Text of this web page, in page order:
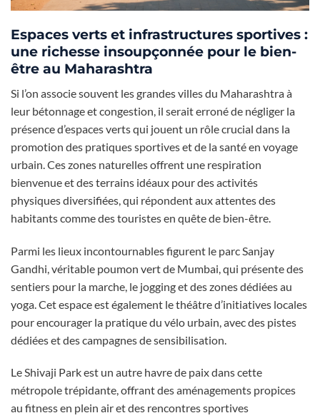
Espaces verts et infrastructures sportives :
une richesse insoupçonnée pour le bien-
être au Maharashtra
Si l’on associe souvent les grandes villes du Maharashtra à
leur bétonnage et congestion, il serait erroné de négliger la
présence d’espaces verts qui jouent un rôle crucial dans la
promotion des pratiques sportives et de la santé en voyage
urbain. Ces zones naturelles offrent une respiration
bienvenue et des terrains idéaux pour des activités
physiques diversifiées, qui répondent aux attentes des
habitants comme des touristes en quête de bien-être.
Parmi les lieux incontournables figurent le parc Sanjay
Gandhi, véritable poumon vert de Mumbai, qui présente des
sentiers pour la marche, le jogging et des zones dédiées au
yoga. Cet espace est également le théâtre d’initiatives locales
pour encourager la pratique du vélo urbain, avec des pistes
dédiées et des campagnes de sensibilisation.
Le Shivaji Park est un autre havre de paix dans cette
métropole trépidante, offrant des aménagements propices
au fitness en plein air et des rencontres sportives